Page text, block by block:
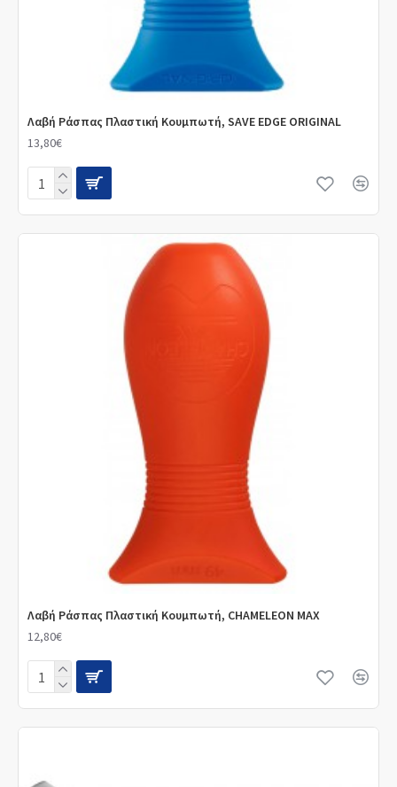
Λαβή Ράσπας Πλαστική Κουμπωτή, SAVE EDGE ORIGINAL
13,80€
Λαβή Ράσπας Πλαστική Κουμπωτή, CHAMELEON MAX
12,80€